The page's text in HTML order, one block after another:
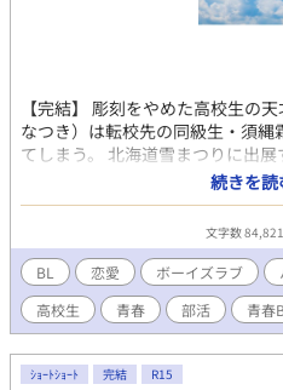
【完結】 彫刻をやめた高校生の
なつき）は転校先の同級生・須
てしまう。 北海道雪まつりに出
を強引に「美術部・雪像班」に
でいく。 過去のトラウマから人
ある日霜矢が「人の手に触れる
きて……？ 天才肌のトラウマ持
高校生の、じれきゅんBL！
続きを読
文字数 84,821
BL 恋愛 ボーイズラブ
高校生
青春 部活 青春
ｼｮｰﾄｼｮｰﾄ 完結 R15